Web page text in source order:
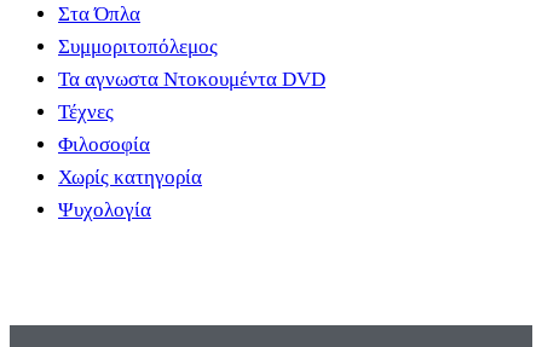
Στα Όπλα
Συμμοριτοπόλεμος
Τα αγνωστα Ντοκουμέντα DVD
Τέχνες
Φιλοσοφία
Χωρίς κατηγορία
Ψυχολογία